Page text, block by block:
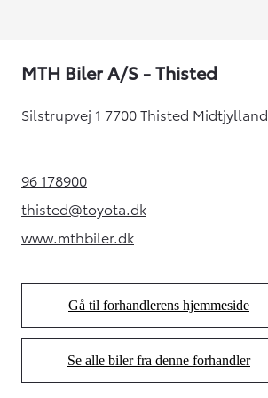
HYBRID
MTH Biler A/S - Thisted
Silstrupvej 1 7700 Thisted Midtjylland
96 178900(Opens in new tab)
thisted@toyota.dk
(Opens in new tab)
www.mthbiler.dk(Opens in new tab)
Gå til forhandlerens hjemmeside
(Opens in new tab)
Se alle biler fra denne forhandler
(Opens in new tab)